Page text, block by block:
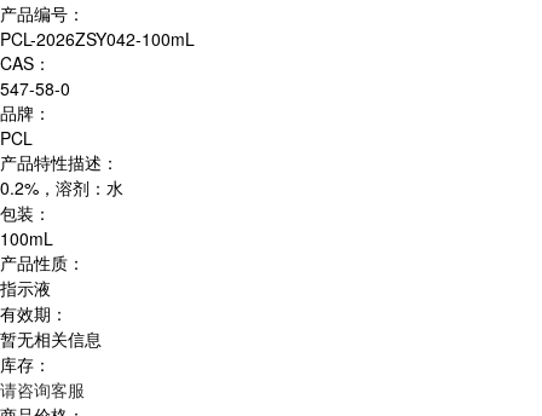
产品编号：
PCL-2026ZSY042-100mL
CAS：
547-58-0
品牌：
PCL
产品特性描述：
0.2%，溶剂：水
包装：
100mL
产品性质：
指示液
有效期：
暂无相关信息
库存：
请咨询客服